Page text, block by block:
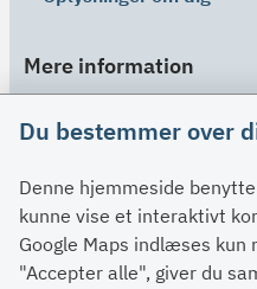
Mere information
Spørgsmål og svar
Kontakt
Paragraffer
Du bestemmer over
Denne hjemmeside
kunne vise et interaktivt
Google Maps indlæses
"Accepter alle", giver du